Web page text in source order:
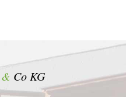
& Co KG